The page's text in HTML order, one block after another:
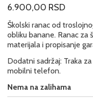
6.900,00 RSD
Školski ranac od
obliku banane. Ranac za
materijala i propisanje
Dodatni sadržaj: Traka
mobilni telefon.
Nema na zalihama